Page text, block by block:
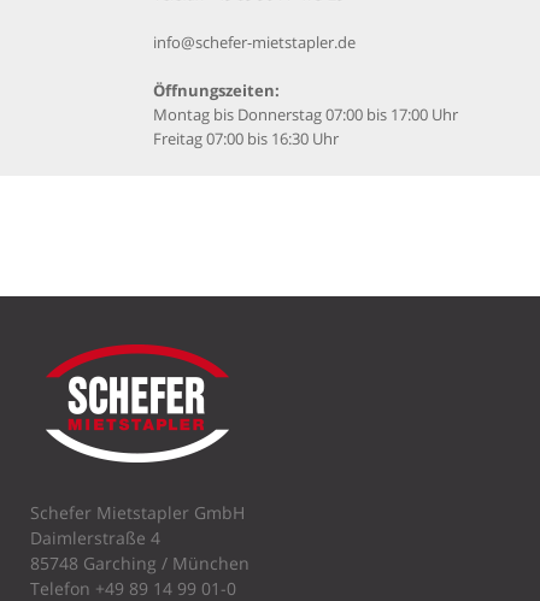
info@schefer-mietstapler.de
Öffnungszeiten:
Montag bis Donnerstag 07:00 bis 17:00 Uhr
Freitag 07:00 bis 16:30 Uhr
Schefer Mietstapler GmbH
Daimlerstraße 4
85748 Garching / München
Telefon +49 89 14 99 01-0